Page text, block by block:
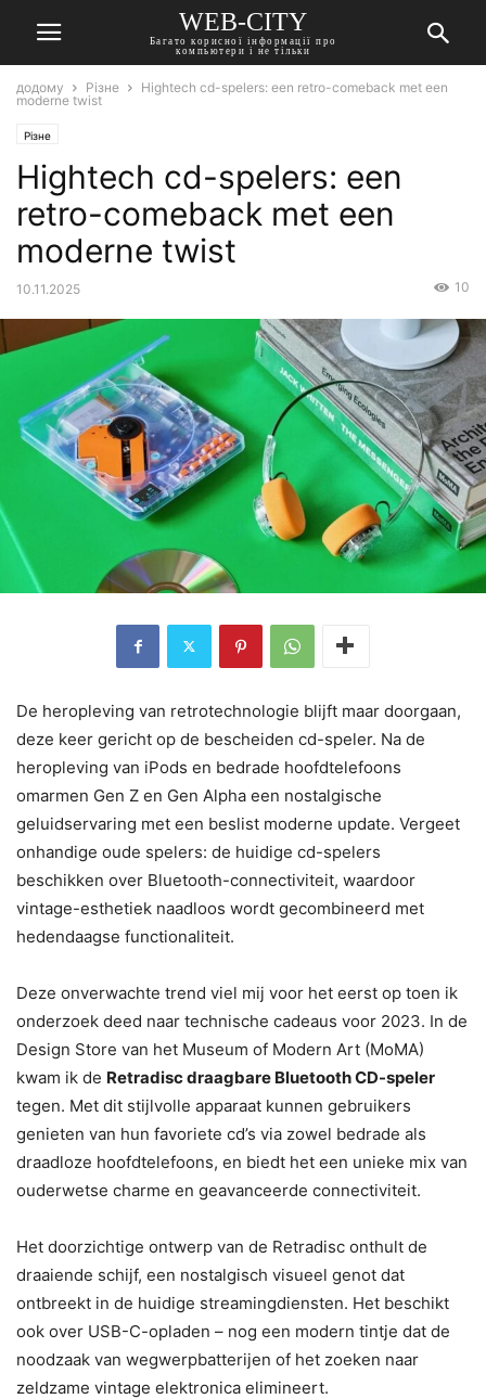
WEB-CITY
Багато корисної інформації про
компьютери і не тільки
додому Різне
Hightech cd-spelers: een retro-comeback met een
moderne twist
Різне
Hightech cd-spelers: een
retro-comeback met een
moderne twist
10.11.2025 10
De heropleving van retrotechnologie blijft maar doorgaan,
deze keer gericht op de bescheiden cd-speler. Na de
heropleving van iPods en bedrade hoofdtelefoons
omarmen Gen Z en Gen Alpha een nostalgische
geluidservaring met een beslist moderne update. Vergeet
onhandige oude spelers: de huidige cd-spelers
beschikken over Bluetooth-connectiviteit, waardoor
vintage-esthetiek naadloos wordt gecombineerd met
hedendaagse functionaliteit.
Deze onverwachte trend viel mij voor het eerst op toen ik
onderzoek deed naar technische cadeaus voor 2023. In de
Design Store van het Museum of Modern Art (MoMA)
kwam ik de Retradisc draagbare Bluetooth CD-speler
tegen. Met dit stijlvolle apparaat kunnen gebruikers
genieten van hun favoriete cd’s via zowel bedrade als
draadloze hoofdtelefoons, en biedt het een unieke mix van
ouderwetse charme en geavanceerde connectiviteit.
Het doorzichtige ontwerp van de Retradisc onthult de
draaiende schijf, een nostalgisch visueel genot dat
ontbreekt in de huidige streamingdiensten. Het beschikt
ook over USB-C-opladen – nog een modern tintje dat de
noodzaak van wegwerpbatterijen of het zoeken naar
zeldzame vintage elektronica elimineert.